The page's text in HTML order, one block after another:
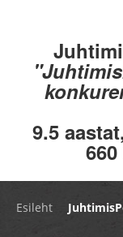
9.5
Esileht